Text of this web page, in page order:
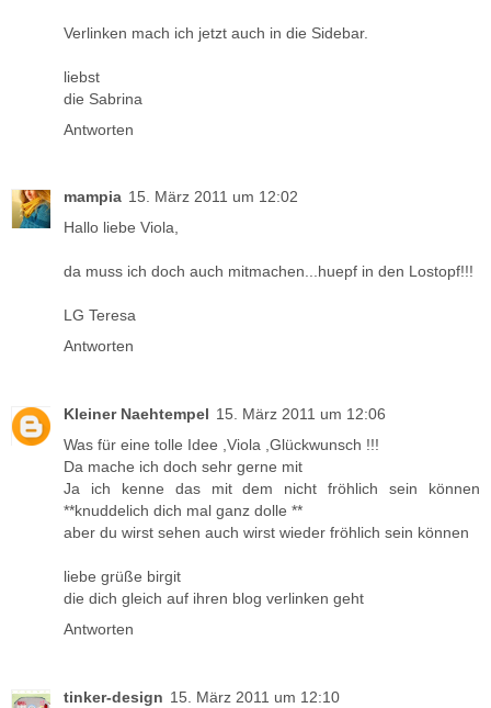
Verlinken mach ich jetzt auch in die Sidebar.
liebst
die Sabrina
Antworten
mampia 15. März 2011 um 12:02
Hallo liebe Viola,
da muss ich doch auch mitmachen...huepf in den Lostopf!!!
LG Teresa
Antworten
Kleiner Naehtempel 15. März 2011 um 12:06
Was für eine tolle Idee ,Viola ,Glückwunsch !!!
Da mache ich doch sehr gerne mit
Ja ich kenne das mit dem nicht fröhlich sein können
**knuddelich dich mal ganz dolle **
aber du wirst sehen auch wirst wieder fröhlich sein können
liebe grüße birgit
die dich gleich auf ihren blog verlinken geht
Antworten
tinker-design 15. März 2011 um 12:10